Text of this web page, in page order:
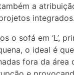
a
integrados.
o sofá em ‘L’,
o ideal é
fora da área